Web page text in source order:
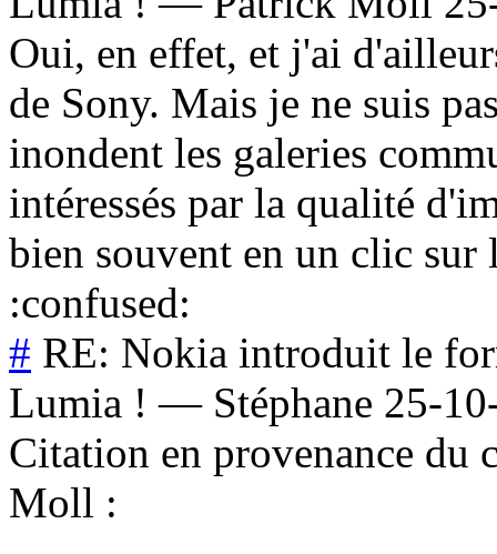
Oui, en effet, et j'ai
de Sony. Mais je ne suis
inondent les galeries
intéressés par la qualité
bien souvent en un clic
:confused:
# RE: Nokia introduit le
Lumia ! — Stéphane 25-
Citation en provenance du
Moll :